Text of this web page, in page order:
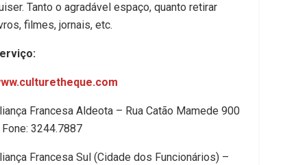
Tanto o agradável espaço, quanto retirar
filmes, jornais, etc.
Francesa Aldeota – Rua Catão Mamede 900
3244.7887
Francesa Sul (Cidade dos Funcionários) –